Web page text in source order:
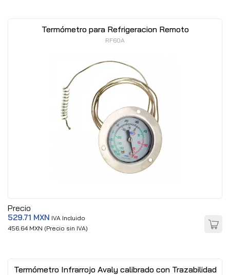
Termómetro para Refrigeracion Remoto
RF60A
Precio
529.71 MXN IVA Incluido
456.64 MXN (Precio sin IVA)
Termómetro Infrarrojo Avaly calibrado con Trazabilidad